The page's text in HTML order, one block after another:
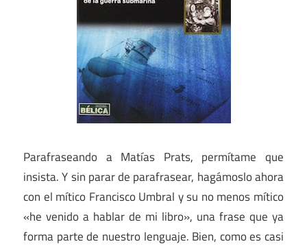
Parafraseando a Matías Prats, permítame que
insista. Y sin parar de parafrasear, hagámoslo ahora
con el mítico Francisco Umbral y su no menos mítico
«he venido a hablar de mi libro», una frase que ya
forma parte de nuestro lenguaje. Bien, como es casi